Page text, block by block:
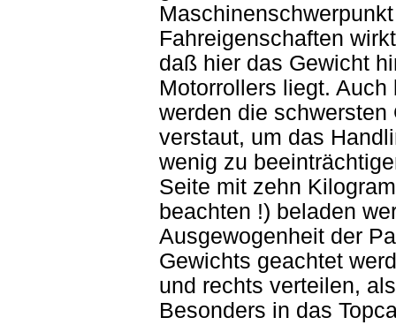
Fahreigenschaften
daß hier das Gewicht
Motorrollers liegt.
werden die
verstaut, um das
wenig zu
Seite mit zehn
beachten !) beladen
Ausgewogenheit der
Gewichts geachtet
und rechts verteilen,
Besonders in das